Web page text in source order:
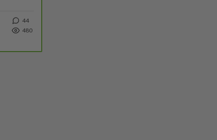
44
480